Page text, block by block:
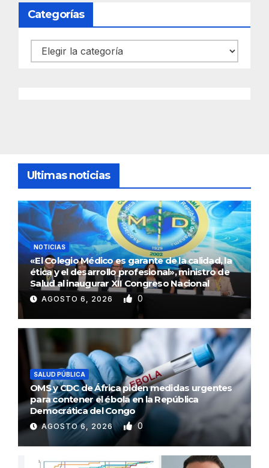
Categorías
Categorías
Ultimas noticias
NOTICIAS
«El Colegio Médico es garante de la calidad, la
ética y el desarrollo profesional», ministro de
Salud al inaugurar XII Congreso Nacional
AGOSTO 6, 2026 0
SALUD PÚBLICA
OMS y CDC de África piden medidas urgentes
para contener el ébola en la República
Democrática del Congo
AGOSTO 6, 2026 0